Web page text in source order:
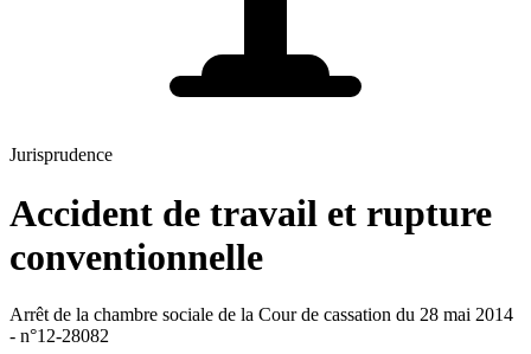
Jurisprudence
Accident de travail et rupture
conventionnelle
Arrêt de la chambre sociale de la Cour de cassation du 28 mai 2014
- n°12-28082